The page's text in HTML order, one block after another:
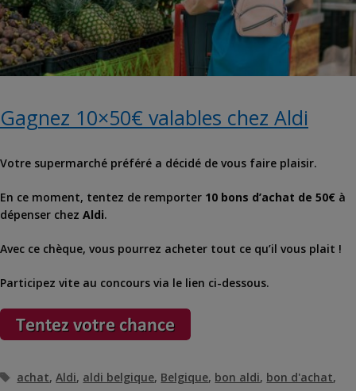
Gagnez 10×50€ valables chez Aldi
Votre supermarché préféré a décidé de vous faire plaisir.
En ce moment, tentez de remporter 10 bons d’achat de 50€ à
dépenser chez Aldi.
Avec ce chèque, vous pourrez acheter tout ce qu’il vous plait !
Participez vite au concours via le lien ci-dessous.
Étiquettes
achat,Aldi, aldi belgique, Belgique, bon aldi, bon d'achat,